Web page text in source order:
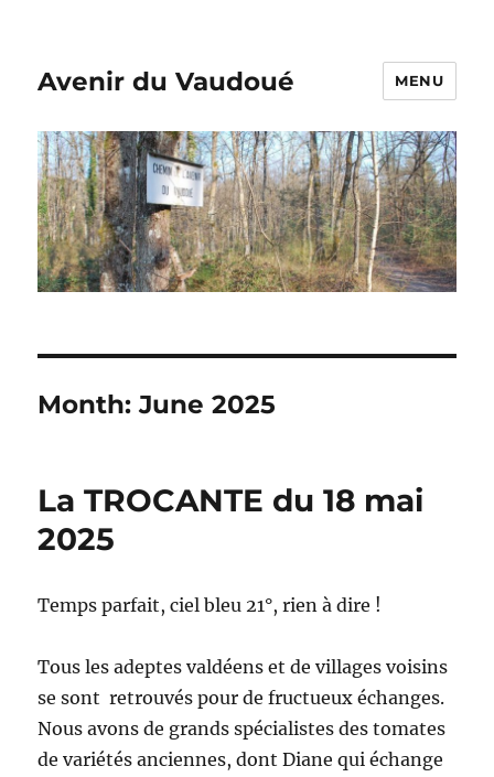
Avenir du Vaudoué MENU
Month:June 2025
La TROCANTE du 18 mai
2025
Temps parfait, ciel bleu 21°, rien à dire !
Tous les adeptes valdéens et de villages voisins
se sont retrouvés pour de fructueux échanges.
Nous avons de grands spécialistes des tomates
de variétés anciennes, dont Diane qui échange